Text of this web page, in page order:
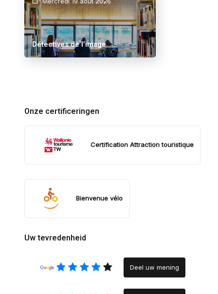
Détectives de l’image
Onze certificeringen
Certification Attraction touristique
Bienvenue vélo
Uw tevredenheid
Deel uw mening